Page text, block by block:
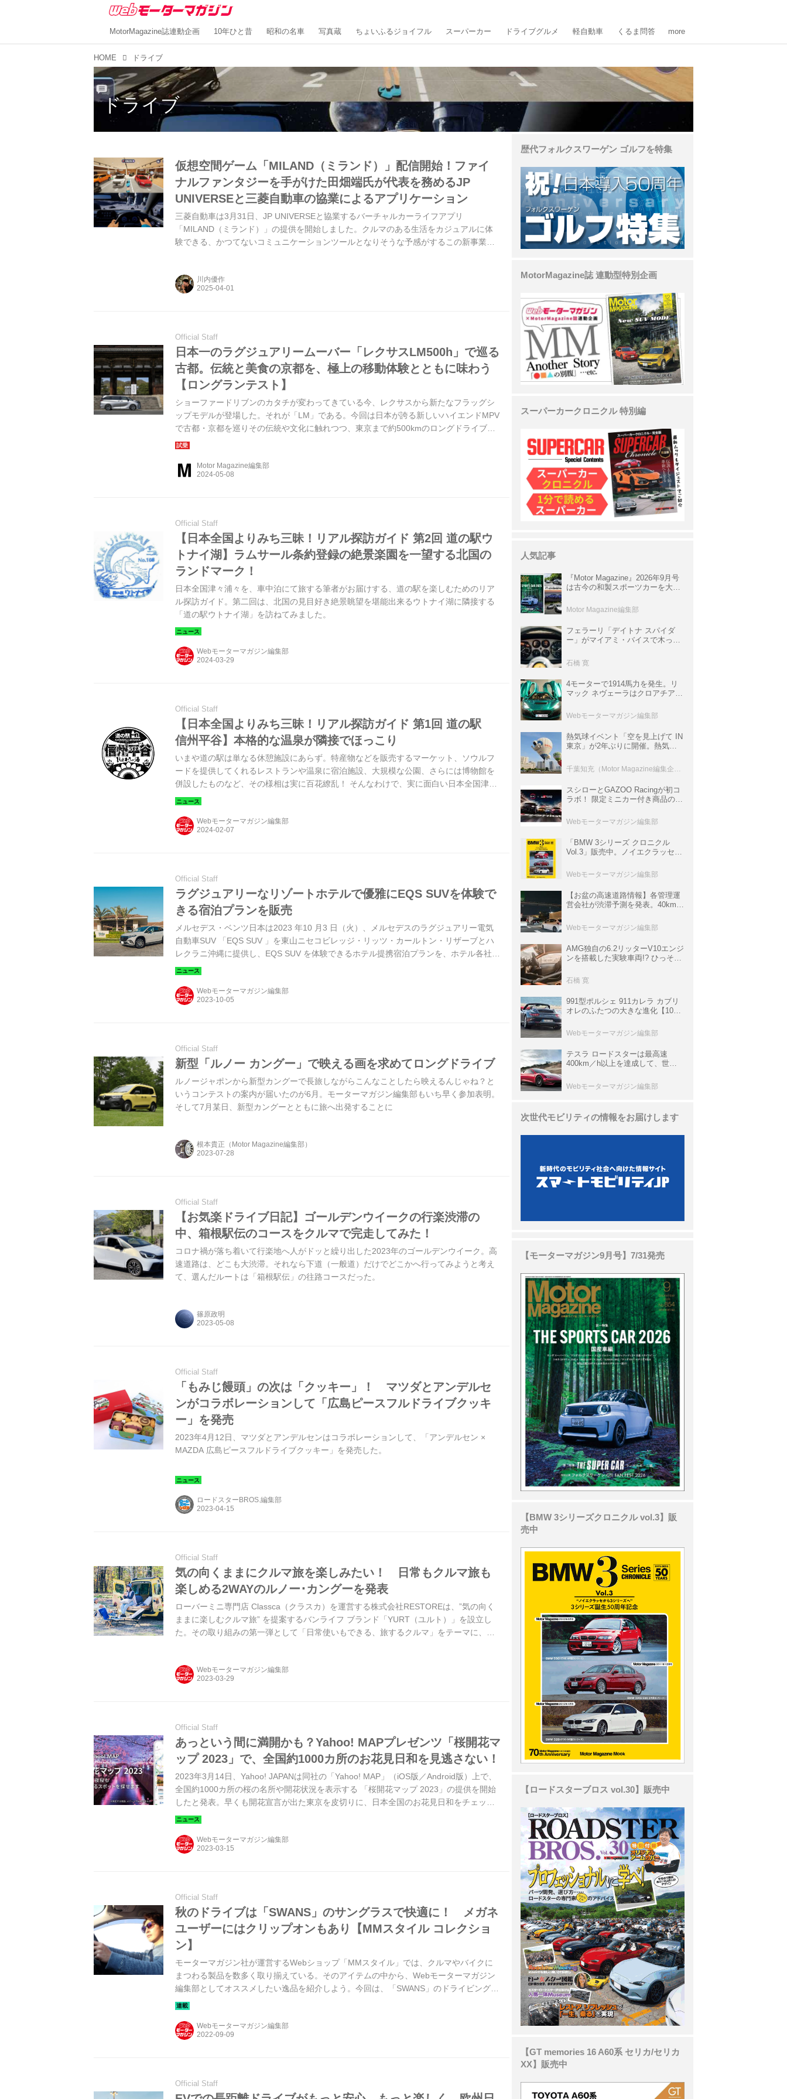
MotorMagazine誌連動企画 10年ひと昔 昭和の名車 写真蔵 ちょいふるジョイフル スーパーカー ドライブグルメ 軽自動車 くるま問答 more
HOME ドライブ
ドライブ
仮想空間ゲーム「MILAND（ミランド）」配信開始！ファイ
ナルファンタジーを手がけた田畑端氏が代表を務めるJP
UNIVERSEと三菱自動車の協業によるアプリケーション
三菱自動車は3月31日、JP UNIVERSEと協業するバーチャルカーライフアプリ
「MILAND（ミランド）」の提供を開始しました。クルマのある生活をカジュアルに体
験できる、かつてないコミュニケーションツールとなりそうな予感がするこの新事業に
川内優作
Official Staff
日本一のラグジュアリームーバー「レクサスLM500h」で巡る
古都。伝統と美食の京都を、極上の移動体験とともに味わう
【ロングランテスト】
ショーファードリブンのカタチが変わってきている今、レクサスから新たなフラッグシ
ップモデルが登場した。それが「LM」である。今回は日本が誇る新しいハイエンドMPV
で古都・京都を巡りその伝統や文化に触れつつ、東京まで約500kmのロングドライブで
LMの実力を測った。（MotorMagazine2024年5月号より）
Motor Magazine編集部
Official Staff
【日本全国よりみち三昧！リアル探訪ガイド 第2回 道の駅ウ
トナイ湖】ラムサール条約登録の絶景楽園を一望する北国の
ランドマーク！
日本全国津々浦々を、車中泊にて旅する筆者がお届けする、道の駅を楽しむためのリア
ル探訪ガイド。第二回は、北国の見目好き絶景眺望を堪能出来るウトナイ湖に隣接する
「道の駅ウトナイ湖」を訪ねてみました。
Webモーターマガジン編集部
Official Staff
【日本全国よりみち三昧！リアル探訪ガイド 第1回 道の駅
信州平谷】本格的な温泉が隣接でほっこり
いまや道の駅は単なる休憩施設にあらず。特産物などを販売するマーケット、ソウルフ
ードを提供してくれるレストランや温泉に宿泊施設、大規模な公園、さらには博物館を
併設したものなど、その様相は実に百花繚乱！ そんなわけで、実に面白い日本全国津々
浦々の道の駅を訪ねてみました。道の駅を楽しむためのリアル探訪ガイド！記念すべき
Webモーターマガジン編集部
Official Staff
ラグジュアリーなリゾートホテルで優雅にEQS SUVを体験で
きる宿泊プランを販売
メルセデス・ベンツ日本は2023 年10 月3 日（火）、メルセデスのラグジュアリー電気
自動車SUV 「EQS SUV 」を東山ニセコビレッジ・リッツ・カールトン・リザーブとハ
レクラニ沖縄に提供し、EQS SUV を体験できるホテル提携宿泊プランを、ホテル各社よ
り販売することを発表した。
Webモーターマガジン編集部
Official Staff
新型「ルノー カングー」で映える画を求めてロングドライブ
ルノージャポンから新型カングーで長旅しながらこんなことしたら映えるんじゃね？と
いうコンテストの案内が届いたのが6月。モーターマガジン編集部もいち早く参加表明。
そして7月某日、新型カングーとともに旅へ出発することに
根本貴正（Motor Magazine編集部）
Official Staff
【お気楽ドライブ日記】ゴールデンウイークの行楽渋滞の
中、箱根駅伝のコースをクルマで完走してみた！
コロナ禍が落ち着いて行楽地へ人がドッと繰り出した2023年のゴールデンウイーク。高
速道路は、どこも大渋滞。それなら下道（一般道）だけでどこかへ行ってみようと考え
て、選んだルートは「箱根駅伝」の往路コースだった。
篠原政明
Official Staff
「もみじ饅頭」の次は「クッキー」！ マツダとアンデルセ
ンがコラボレーションして「広島ピースフルドライブクッキ
ー」を発売
2023年4月12日、マツダとアンデルセンはコラボレーションして、「アンデルセン ×
MAZDA 広島ピースフルドライブクッキー」を発売した。
ロードスターBROS.編集部
Official Staff
気の向くままにクルマ旅を楽しみたい！ 日常もクルマ旅も
楽しめる2WAYのルノー･カングーを発表
ローバーミニ専門店 Classca（クラスカ）を運営する株式会社RESTOREは、”気の向く
ままに楽しむクルマ旅” を提案するバンライフ ブランド「YURT（ユルト）」を設立し
た。その取り組みの第一弾として「日常使いもできる、旅するクルマ」をテーマに、オ
Webモーターマガジン編集部
Official Staff
あっという間に満開かも？Yahoo! MAPプレゼンツ「桜開花マ
ップ 2023」で、全国約1000カ所のお花見日和を見逃さない！
2023年3月14日、Yahoo! JAPANは同社の「Yahoo! MAP」（iOS版／Android版）上で、
全国約1000カ所の桜の名所や開花状況を表示する 「桜開花マップ 2023」の提供を開始
したと発表。早くも開花宣言が出た東京を皮切りに、日本全国のお花見日和をチェック
しよう！
Webモーターマガジン編集部
Official Staff
秋のドライブは「SWANS」のサングラスで快適に！ メガネ
ユーザーにはクリップオンもあり【MMスタイル コレクショ
ン】
モーターマガジン社が運営するWebショップ「MMスタイル」では、クルマやバイクに
まつわる製品を数多く取り揃えている。そのアイテムの中から、Webモーターマガジン
編集部としてオススメしたい逸品を紹介しよう。今回は、「SWANS」のドライビング用
サングラスだ。（タイトル写真はイメージです）
Webモーターマガジン編集部
Official Staff
歴代フォルクスワーゲン ゴルフを特集
MotorMagazine誌 連動型特別企画
スーパーカークロニクル 特別編
人気記事
『Motor Magazine』2026年9月号
は古今の和製スポーツカーを大特
情報も満載
Motor Magazine編集部
フェラーリ「デイトナ スパイダ
ー」がマイアミ・バイスで木っ端
サ」に化けた理由
石橋 寛
4モーターで1914馬力を発生。リ
マック ネヴェーラはクロアチア発
ロニクル・完全版／115】
Webモーターマガジン編集部
熱気球イベント「空を見上げて IN
東京」が2年ぶりに開催。熱気球
室などのコンテンツも
スシローとGAZOO Racingが初コ
ラボ！ 限定ミニカー付き商品の
ト体験があたる抽選企画などを展
開
Webモーターマガジン編集部
「BMW 3シリーズ クロニクル
Vol.3」販売中。ノイエクラッセか
ムック
Webモーターマガジン編集部
【お盆の高速道路情報】各管理運
営会社が渋滞予測を発表。40km以
数ある
Webモーターマガジン編集部
AMG独自の6.2リッターV10エンジ
ンを搭載した実験車両!? ひっそり
P900 プロトタイプ」とは
石橋 寛
991型ポルシェ 911カレラ カブリ
オレのふたつの大きな進化【10年
Webモーターマガジン編集部
テスラ ロードスターは最高速
400km／h以上を達成して、世界
ーカークロニクル・完全版／
113】
Webモーターマガジン編集部
次世代モビリティの情報をお届けします
【モーターマガジン9月号】7/31発売
【BMW 3シリーズクロニクル vol.3】販
売中
【ロードスターブロス vol.30】販売中
【GT memories 16 A60系 セリカ/セリカ
XX】販売中